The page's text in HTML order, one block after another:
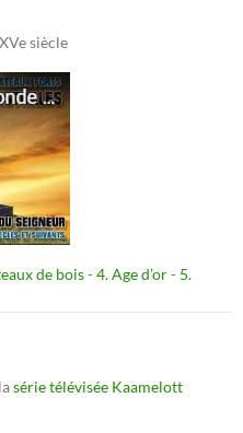
siècle
de bois- 4. Age d’or- 5.
série télévisée Kaamelott